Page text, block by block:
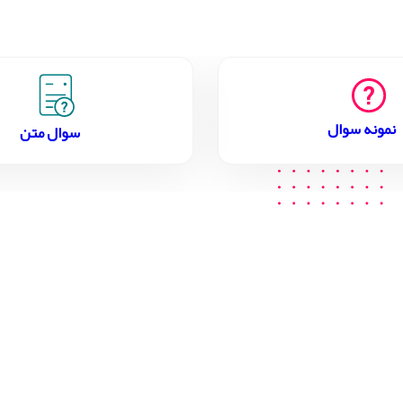
نمونه سوال سوال متن